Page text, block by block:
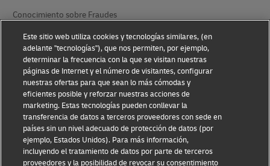
Conocimiento sobre Fraudes
Aviso Legal
Condiciones de Uso
Aviso de Privacidad
Información Adicional
Ajustes de cookies
Síganos
Este sitio web utiliza cookies y tecnologías similares, (en
adelante "tecnologías"), que nos permiten, por ejemplo,
determinar la frecuencia con la que se visitan nuestras
páginas de Internet y el número de visitantes, configurar
nuestras ofertas para que sean lo más cómodas y
eficientes posible y reforzar nuestras acciones de
marketing. Estas tecnologías pueden conllevar la
transferencia de datos a terceros proveedores con sede en
países sin un nivel adecuado de protección de datos (por
ejemplo, Estados Unidos). Para más información,
incluyendo el tratamiento de datos por parte de terceros
proveedores y la posibilidad de revocar su consentimiento